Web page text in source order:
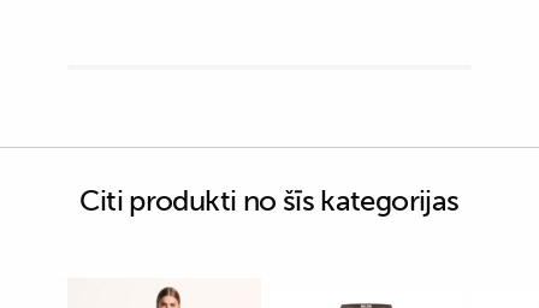
Citi produkti no šīs kategorijas